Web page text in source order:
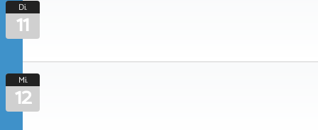
Di.
11
Mi.
12